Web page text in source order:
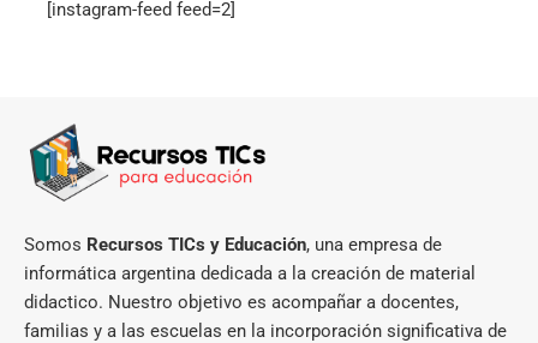
[instagram-feed feed=2]
Somos Recursos TICs y Educación, una empresa de
informática argentina dedicada a la creación de material
didactico. Nuestro objetivo es acompañar a docentes,
familias y a las escuelas en la incorporación significativa de